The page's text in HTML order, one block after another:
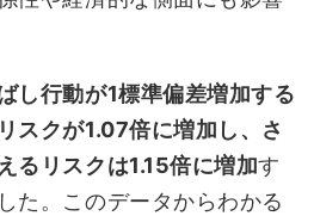
し行動が1標準偏差増加する
スクが1.07倍に増加し、さ
るリスクは1.15倍に増加す
た。このデータからわかる